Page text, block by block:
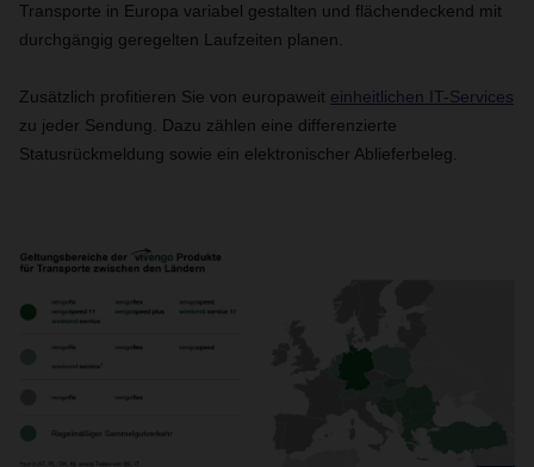
Transporte in Europa variabel gestalten und flächendeckend mit
durchgängig geregelten Laufzeiten planen.
Zusätzlich profitieren Sie von europaweit einheitlichen IT-Services
zu jeder Sendung. Dazu zählen eine differenzierte
Statusrückmeldung sowie ein elektronischer Ablieferbeleg.